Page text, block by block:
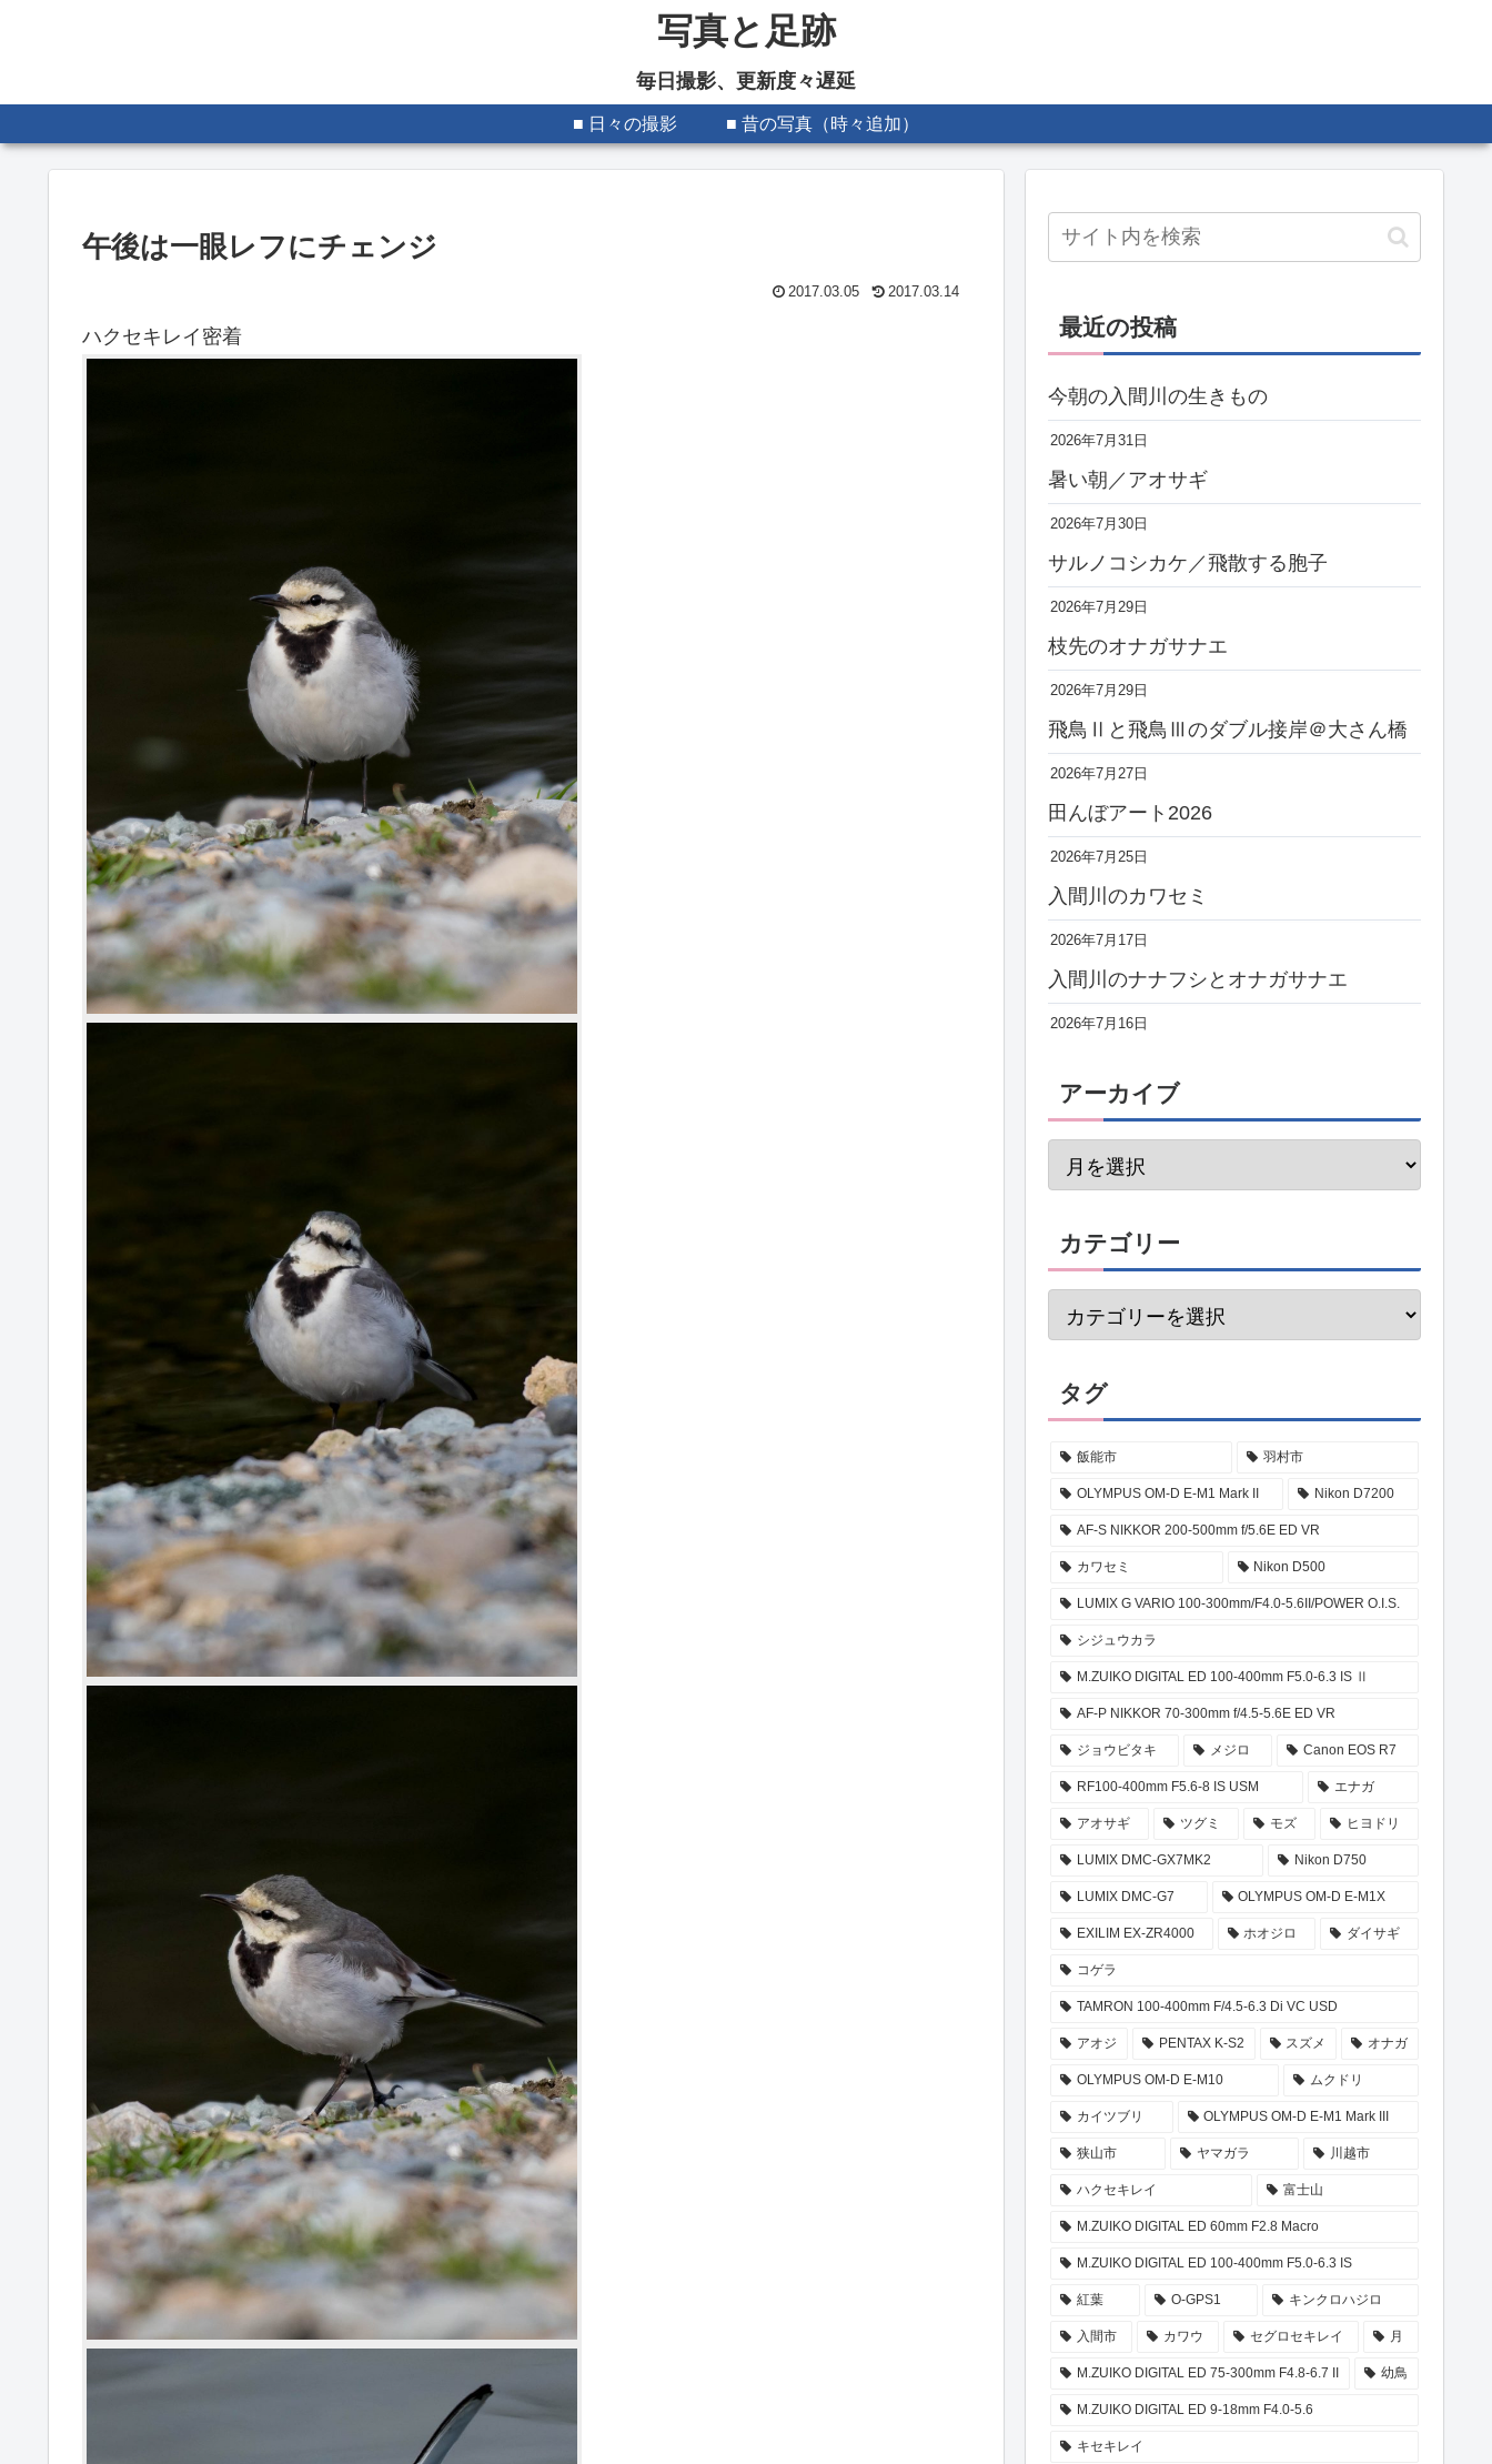
写真と足跡
毎日撮影、更新度々遅延
■ 日々の撮影 ■ 昔の写真（時々追加）
午後は一眼レフにチェンジ
2017.03.05 2017.03.14
ハクセキレイ密着 最近の投稿
今朝の入間川の生きもの
2026年7月31日
暑い朝／アオサギ
2026年7月30日
サルノコシカケ／飛散する胞子
2026年7月29日
枝先のオナガサナエ
2026年7月29日
飛鳥Ⅱと飛鳥Ⅲのダブル接岸＠大さん橋
2026年7月27日
田んぼアート2026
2026年7月25日
入間川のカワセミ
2026年7月17日
入間川のナナフシとオナガサナエ
2026年7月16日
アーカイブ
カテゴリー
タグ
飯能市 羽村市
OLYMPUS OM-D E-M1 Mark II Nikon D7200
AF-S NIKKOR 200-500mm f/5.6E ED VR
カワセミ Nikon D500
LUMIX G VARIO 100-300mm/F4.0-5.6II/POWER O.I.S.
シジュウカラ
M.ZUIKO DIGITAL ED 100-400mm F5.0-6.3 IS Ⅱ
AF-P NIKKOR 70-300mm f/4.5-5.6E ED VR
ジョウビタキ メジロ Canon EOS R7
RF100-400mm F5.6-8 IS USM エナガ
アオサギ ツグミ モズ ヒヨドリ
LUMIX DMC-GX7MK2 Nikon D750
LUMIX DMC-G7 OLYMPUS OM-D E-M1X
EXILIM EX-ZR4000 ホオジロ ダイサギ
コゲラ
TAMRON 100-400mm F/4.5-6.3 Di VC USD
アオジ PENTAX K-S2 スズメ オナガ
OLYMPUS OM-D E-M10 ムクドリ
カイツブリ OLYMPUS OM-D E-M1 Mark III
狭山市 ヤマガラ 川越市
ハクセキレイ 富士山
M.ZUIKO DIGITAL ED 60mm F2.8 Macro
M.ZUIKO DIGITAL ED 100-400mm F5.0-6.3 IS
紅葉 O-GPS1 キンクロハジロ
入間市 カワウ セグロセキレイ 月
M.ZUIKO DIGITAL ED 75-300mm F4.8-6.7 II 幼鳥
M.ZUIKO DIGITAL ED 9-18mm F4.0-5.6
キセキレイ